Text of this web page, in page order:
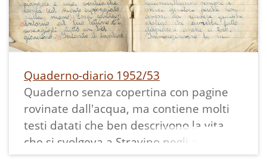
15.10.56 - Ricerche in loc. "Uccelliera"
19.10.56 - Ricerche alla "Cosinata"
21.10.56 - La giornata mondiale delle
missioni
23.10.56 - Ricerche alla "Fontana
Romana"
9.11.56 - Ricerche sul Dos Piovan
Quaderno-diario 1952/53
Quaderno senza copertina con pagine
rovinate dall'acqua, ma contiene molti
testi datati che ben descrivono la vita
che si svolgeva a Stravino negli anni 50'
visti da una bambina di 11-12 anni